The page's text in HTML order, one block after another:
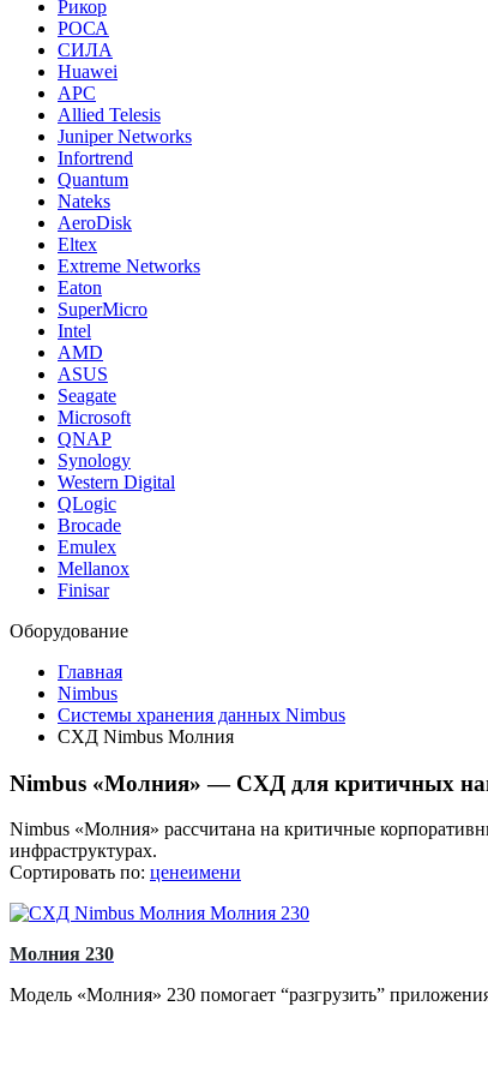
Рикор
РОСА
СИЛА
Huawei
APC
Allied Telesis
Juniper Networks
Infortrend
Quantum
Nateks
AeroDisk
Eltex
Extreme Networks
Eaton
SuperMicro
Intel
AMD
ASUS
Seagate
Microsoft
QNAP
Synology
Western Digital
QLogic
Brocade
Emulex
Mellanox
Finisar
Оборудование
Главная
Nimbus
Системы хранения данных Nimbus
СХД Nimbus Молния
Nimbus «Молния» — СХД для критичных
Nimbus «Молния» рассчитана на критичные
инфраструктурах.
Сортировать по: ценеимени
Молния 230
Модель «Молния» 230 помогает “разгрузить”